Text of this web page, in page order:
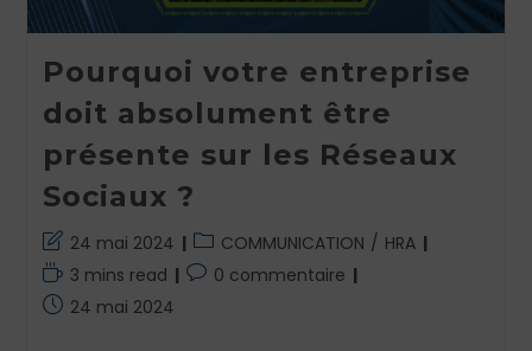
Pourquoi votre entreprise
doit absolument être
présente sur les Réseaux
Sociaux ?
Dernière
modification
de
la
24 mai 2024
Post
category:
COMMUNICATION / HRA
Temps
de
3 mins read
Commentaires
0 commentaire
Publication
24 mai 2024